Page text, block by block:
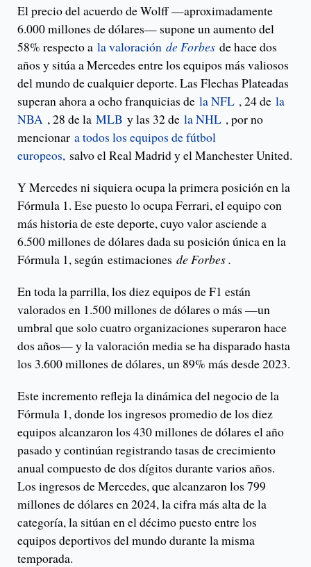
El precio del acuerdo de Wolff —aproximadamente
6.000 millones de dólares— supone un aumento del
58% respecto a la valoración de Forbes de hace dos
años y sitúa a Mercedes entre los equipos más valiosos
del mundo de cualquier deporte. Las Flechas Plateadas
superan ahora a ocho franquicias de la NFL , 24 de la
NBA , 28 de la MLB y las 32 de la NHL , por no
mencionar a todos los equipos de fútbol
europeos, salvo el Real Madrid y el Manchester United.
Y Mercedes ni siquiera ocupa la primera posición en la
Fórmula 1. Ese puesto lo ocupa Ferrari, el equipo con
más historia de este deporte, cuyo valor asciende a
6.500 millones de dólares dada su posición única en la
Fórmula 1, según estimaciones de Forbes .
En toda la parrilla, los diez equipos de F1 están
valorados en 1.500 millones de dólares o más —un
umbral que solo cuatro organizaciones superaron hace
dos años— y la valoración media se ha disparado hasta
los 3.600 millones de dólares, un 89% más desde 2023.
Este incremento refleja la dinámica del negocio de la
Fórmula 1, donde los ingresos promedio de los diez
equipos alcanzaron los 430 millones de dólares el año
pasado y continúan registrando tasas de crecimiento
anual compuesto de dos dígitos durante varios años.
Los ingresos de Mercedes, que alcanzaron los 799
millones de dólares en 2024, la cifra más alta de la
categoría, la sitúan en el décimo puesto entre los
equipos deportivos del mundo durante la misma
temporada.